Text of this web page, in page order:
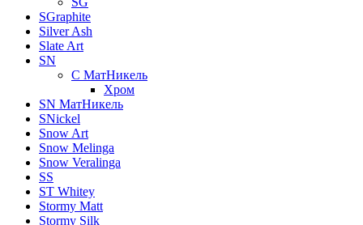
SGraphite
Silver Ash
Slate Art
SN
C МатНикель
Хром
SN МатНикель
SNickel
Snow Art
Snow Melinga
Snow Veralinga
SS
ST Whitey
Stormy Matt
Stormy Silk